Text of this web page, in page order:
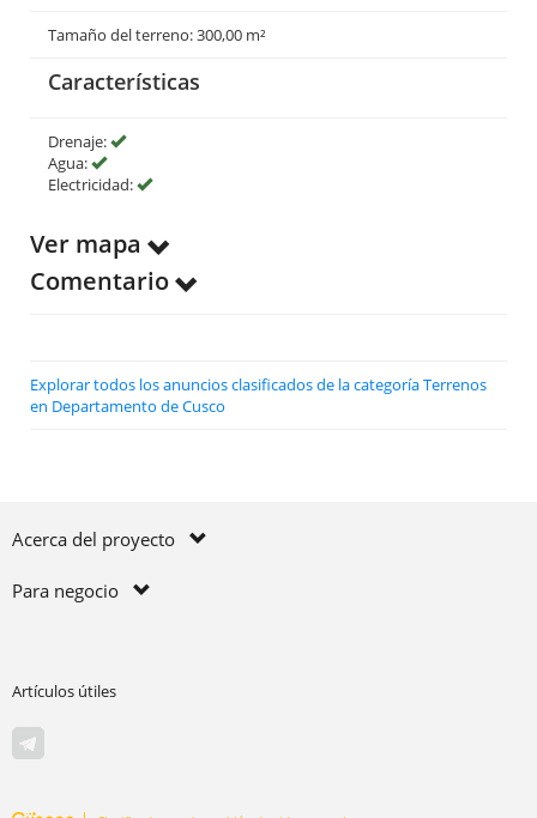
Tamaño del terreno: 300,00 m²
Características
Drenaje:
Agua:
Electricidad:
Ver mapa
Comentario
Explorar todos los anuncios clasificados de la categoría Terrenos
en Departamento de Cusco
Acerca del proyecto
Para negocio
Artículos útiles